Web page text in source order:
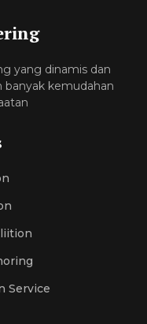
yang dinamis dan
banyak kemudahan
Service